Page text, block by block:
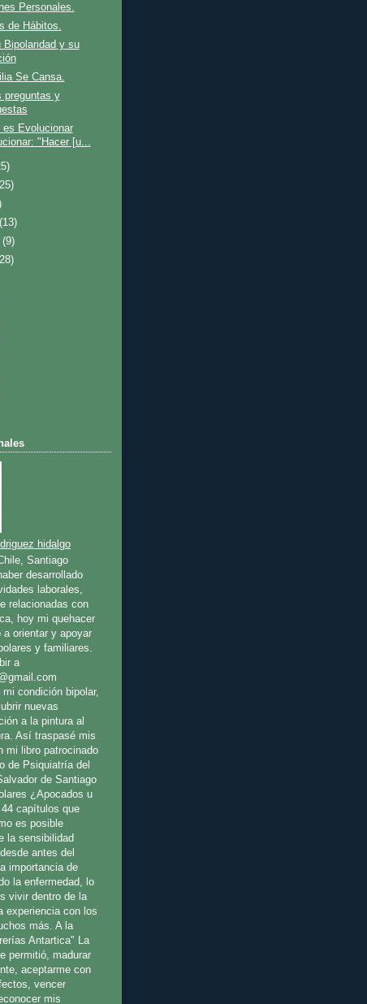
Personales.
de Hábitos.
Bipolaridad y su
Se Cansa.
preguntas y
es Evolucionar
"Hacer [u...
(13)
(9)
hidalgo
Santiago
desarrollado
laborales,
relacionadas con
hoy mi quehacer
a orientar y apoyar
y familiares.
a
mi condición bipolar,
nuevas
a la pintura al
Así traspasé mis
mi libro patrocinado
de Psiquiatría del
de Santiago
¿Apocados u
capítulos que
es posible
la sensibilidad
antes del
importancia de
la enfermedad, lo
vivir dentro de la
experiencia con los
más. A la
Antartica" La
permitió, madurar
aceptarme con
vencer
mis